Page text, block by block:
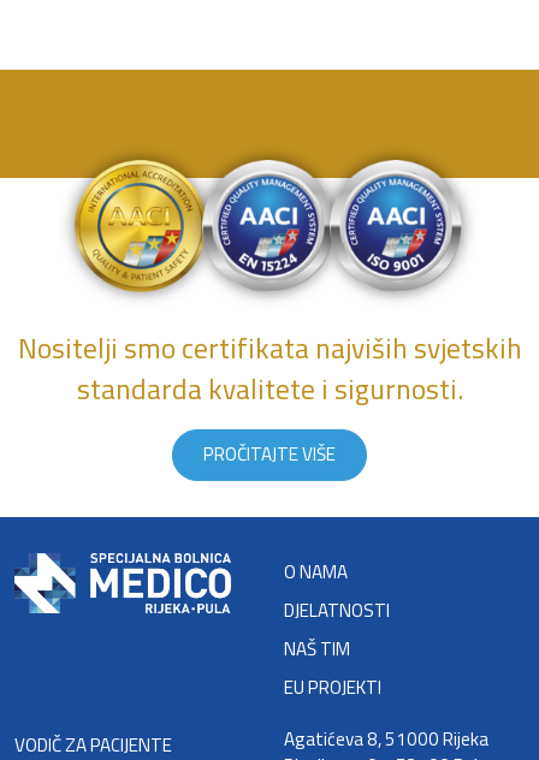
Nositelji smo certifikata najviših svjetskih
standarda kvalitete i sigurnosti.
PROČITAJTE VIŠE
O NAMA
DJELATNOSTI
NAŠ TIM
EU PROJEKTI
VODIČ ZA PACIJENTE
Agatićeva 8, 51000 Rijeka